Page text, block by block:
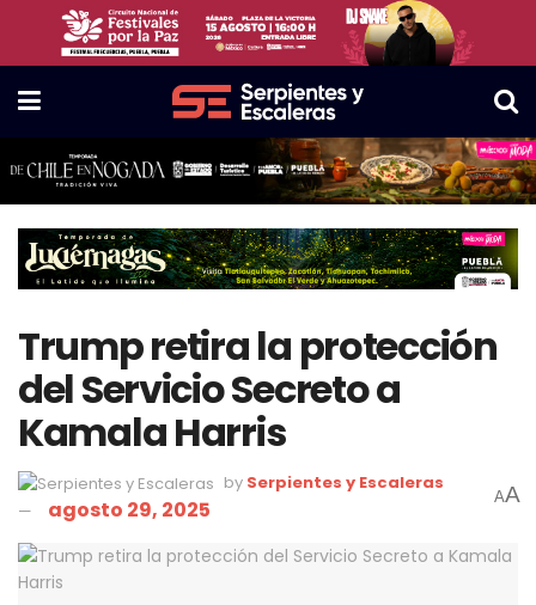
Trump retira la protección
del Servicio Secreto a
Kamala Harris
by Serpientes y Escaleras
agosto 29, 2025 AA